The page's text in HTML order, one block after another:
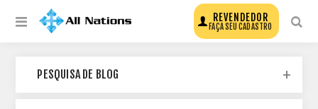
REVENDEDOR
FAÇA SEU CADASTRO
PESQUISA DE BLOG